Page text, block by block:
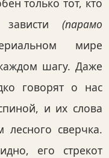
только тот, кто
(парамо
мире
шагу. Даже
говорят о нас
и их слова
лесного сверчка.
его стрекот